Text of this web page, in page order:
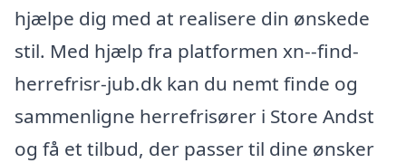
hjælpe dig med at realisere din ønskede
stil. Med hjælp fra platformen xn--find-
herrefrisr-jub.dk kan du nemt finde og
sammenligne herrefrisører i Store Andst
og få et tilbud, der passer til dine ønsker